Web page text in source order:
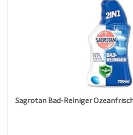
Sagrotan Bad-Reiniger